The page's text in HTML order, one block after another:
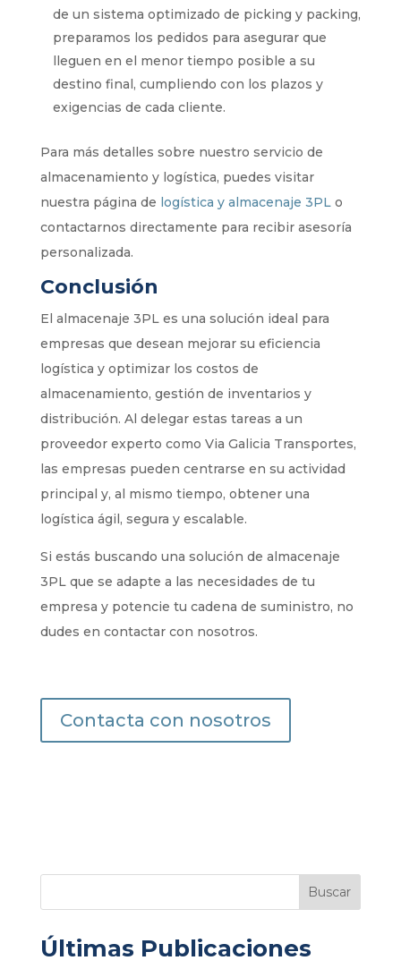
de un sistema optimizado de picking y packing,
preparamos los pedidos para asegurar que
lleguen en el menor tiempo posible a su
destino final, cumpliendo con los plazos y
exigencias de cada cliente.
Para más detalles sobre nuestro servicio de
almacenamiento y logística, puedes visitar
nuestra página de logística yalmacenaje 3PL o
contactarnos directamente para recibir asesoría
personalizada.
Conclusión
El almacenaje 3PL es una solución ideal para
empresas que desean mejorar su eficiencia
logística y optimizar los costos de
almacenamiento, gestión de inventarios y
distribución. Al delegar estas tareas a un
proveedor experto como Via Galicia Transportes,
las empresas pueden centrarse en su actividad
principal y, al mismo tiempo, obtener una
logística ágil, segura y escalable.
Si estás buscando una solución de almacenaje
3PL que se adapte a las necesidades de tu
empresa y potencie tu cadena de suministro, no
dudes en contactar con nosotros.
Contacta con nosotros
Buscar
Últimas Publicaciones